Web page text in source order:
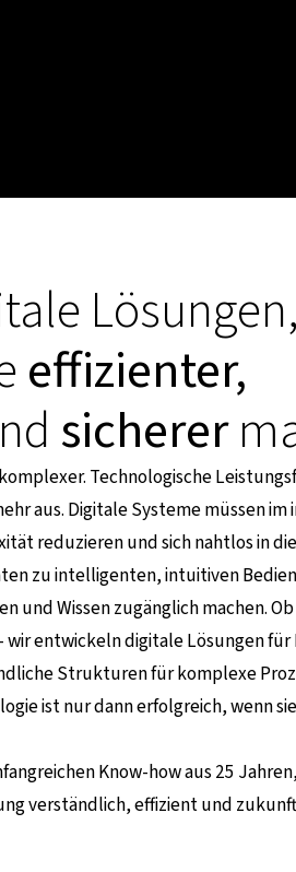
effizienter,
sicherer
Technologische
aus. Digitale Systeme müssen
reduzieren und sich nahtlos in
zu intelligenten, intuitiven
und Wissen zugänglich machen.
entwickeln digitale Lösungen für
Strukturen für komplexe
ist nur dann erfolgreich, wenn
Know-how aus 25
verständlich, effizient und